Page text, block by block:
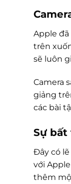
Apple
trên
sẽ luôn
Camera
giảng
các bài
Sự
Đây có
với
thêm